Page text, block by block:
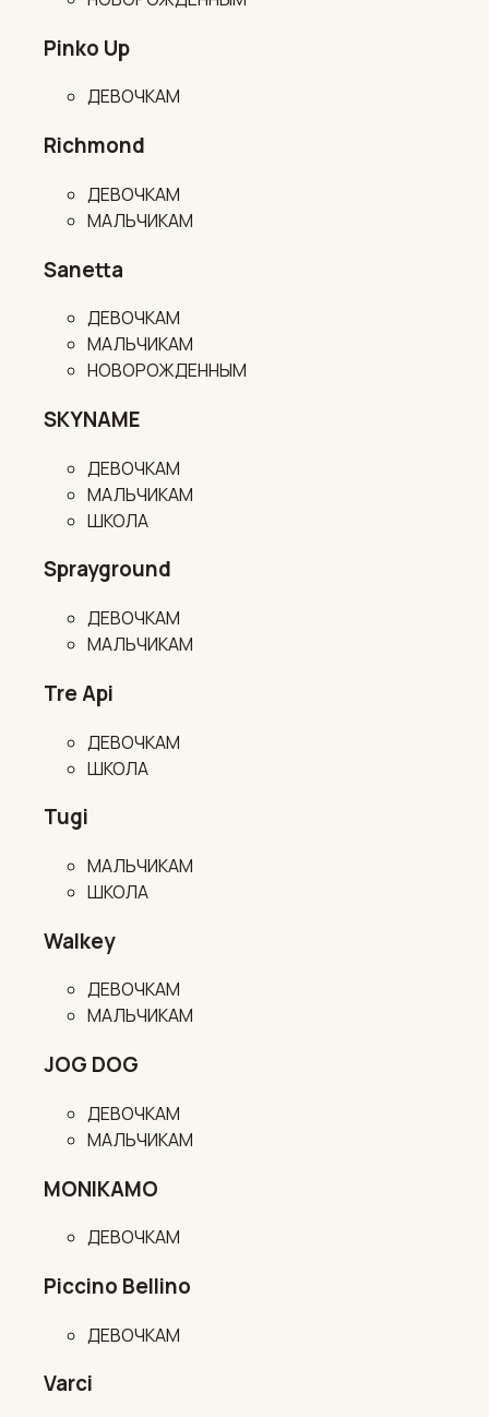
Pinko Up
ДЕВОЧКАМ
Richmond
ДЕВОЧКАМ
МАЛЬЧИКАМ
Sanetta
ДЕВОЧКАМ
МАЛЬЧИКАМ
НОВОРОЖДЕННЫМ
SKYNAME
ДЕВОЧКАМ
МАЛЬЧИКАМ
ШКОЛА
Sprayground
ДЕВОЧКАМ
МАЛЬЧИКАМ
Tre Api
ДЕВОЧКАМ
ШКОЛА
Tugi
МАЛЬЧИКАМ
ШКОЛА
Walkey
ДЕВОЧКАМ
МАЛЬЧИКАМ
JOG DOG
ДЕВОЧКАМ
МАЛЬЧИКАМ
MONIKAMO
ДЕВОЧКАМ
Piccino Bellino
ДЕВОЧКАМ
Varci